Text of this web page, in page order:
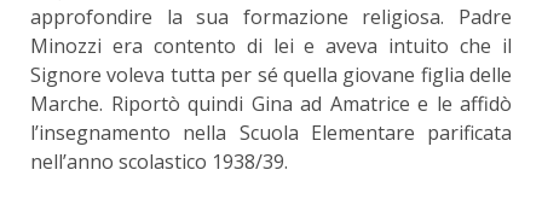
approfondire la sua formazione religiosa. Padre
Minozzi era contento di lei e aveva intuito che il
Signore voleva tutta per sé quella giovane figlia delle
Marche. Riportò quindi Gina ad Amatrice e le affidò
l’insegnamento nella Scuola Elementare parificata
nell’anno scolastico 1938/39.